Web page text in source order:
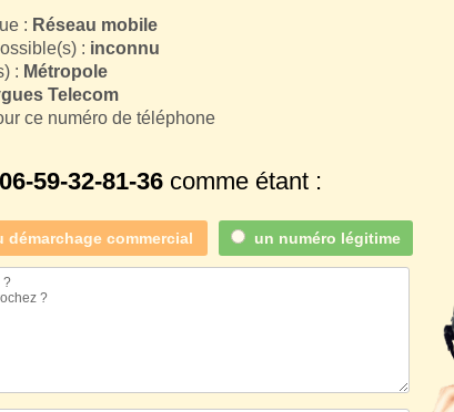
: Réseau mobile
: inconnu
: Métropole
Telecom
ce numéro de téléphone
06-59-32-81-36 comme étant :
démarchage commercial un numéro légitime